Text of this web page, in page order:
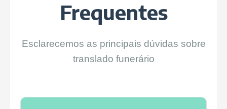
Frequentes
Esclarecemos as principais dúvidas sobre
translado funerário